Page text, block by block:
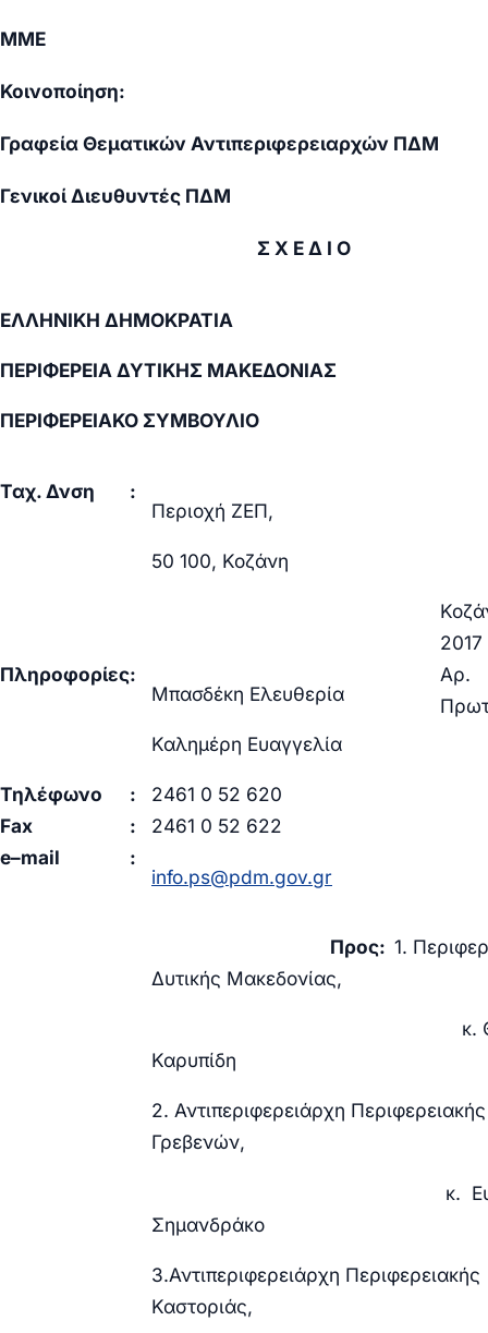
ΜΜΕ
Κοινοποίηση:
Γραφεία Θεματικών Αντιπεριφερειαρχών ΠΔΜ
Γενικοί Διευθυντές ΠΔΜ
Σ Χ Ε Δ Ι Ο
ΕΛΛΗΝΙΚΗ ΔΗΜΟΚΡΑΤΙΑ
ΠΕΡΙΦΕΡΕΙΑ ΔΥΤΙΚΗΣ ΜΑΚΕΔΟΝΙΑΣ
ΠΕΡΙΦΕΡΕΙΑΚΟ ΣΥΜΒΟΥΛΙΟ
Ταχ. Δνση
:
Περιοχή ΖΕΠ,
50 100, Κοζάνη
2017
Πληροφορίες:
Μπασδέκη Ελευθερία
Καλημέρη Ευαγγελία
Αρ.
Τηλέφωνο :
2461 0 52 620
Fax
:
2461 0 52 622
e–mail
:
info.ps@pdm.gov.gr
Προς: 1.
Δυτικής Μακεδονίας,
κ.
Καρυπίδη
2. Αντιπεριφερειάρχη
Γρεβενών,
κ.
Σημανδράκο
3.Αντιπεριφερειάρχη
Καστοριάς,